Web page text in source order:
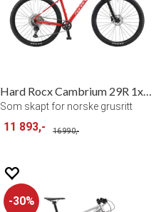
Hard Rocx Cambrium 29R 1x12
Som skapt for norske grusritt
11 893,- 16 990,-
30%